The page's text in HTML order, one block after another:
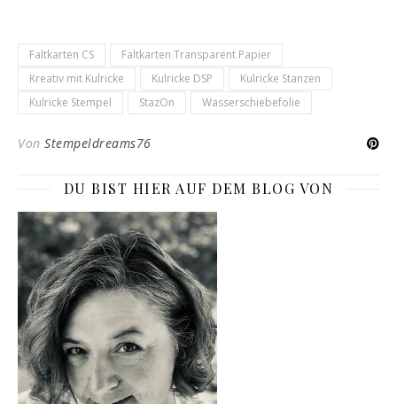
Faltkarten CS
Faltkarten Transparent Papier
Kreativ mit Kulricke
Kulricke DSP
Kulricke Stanzen
Kulricke Stempel
StazOn Wasserschiebefolie
Von Stempeldreams76
DU BIST HIER AUF DEM BLOG VON